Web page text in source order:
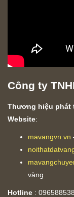
Công ty
Thương hiệu phát
Website:
mavangvn.vn
vàng
Hotline :